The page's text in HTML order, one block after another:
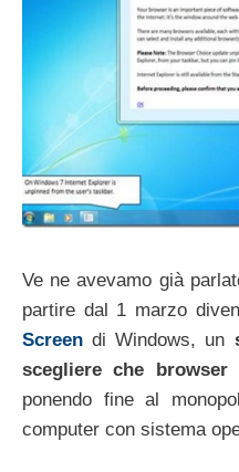
Ve ne avevamo già
partire dal 1 marzo
Screen di Windows, un
scegliere che
ponendo fine al
computer con sistema